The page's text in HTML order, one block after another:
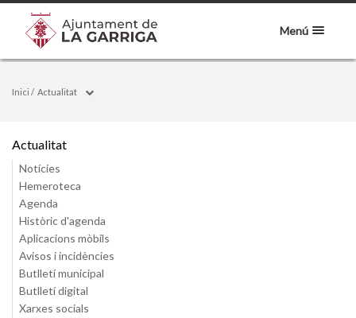
Menú
Inici / Actualitat
Actualitat
Notícies
Hemeroteca
Agenda
Històric d'agenda
Aplicacions mòbils
Avisos i incidències
Butlletí municipal
Butlletí digital
Xarxes socials